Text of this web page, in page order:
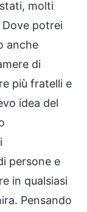
molti
potrei
anche
di
più fratelli e
idea del
persone e
in qualsiasi
Pensando